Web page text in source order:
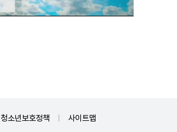
청소년보호정책 사이트맵